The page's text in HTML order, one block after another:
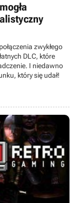
zwykłego
DLC, które
I niedawno
który się udał!